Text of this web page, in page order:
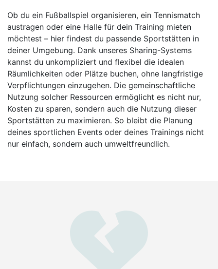
Ob du ein Fußballspiel organisieren, ein Tennismatch
austragen oder eine Halle für dein Training mieten
möchtest – hier findest du passende Sportstätten in
deiner Umgebung. Dank unseres Sharing-Systems
kannst du unkompliziert und flexibel die idealen
Räumlichkeiten oder Plätze buchen, ohne langfristige
Verpflichtungen einzugehen. Die gemeinschaftliche
Nutzung solcher Ressourcen ermöglicht es nicht nur,
Kosten zu sparen, sondern auch die Nutzung dieser
Sportstätten zu maximieren. So bleibt die Planung
deines sportlichen Events oder deines Trainings nicht
nur einfach, sondern auch umweltfreundlich.